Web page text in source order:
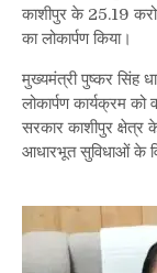
काशीपुर के 25.19
का लोकार्पण किया।
मुख्यमंत्री पुष्कर सिंह
लोकार्पण कार्यक्रम
सरकार काशीपुर
आधारभूत सुविधाओं के